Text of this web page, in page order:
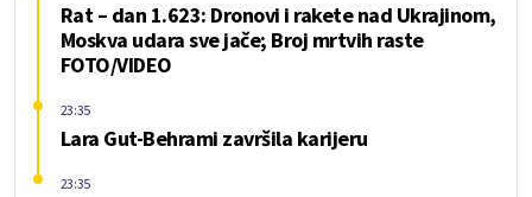
Rat – dan 1.623: Dronovi i rakete nad Ukrajinom,
Moskva udara sve jače; Broj mrtvih raste
FOTO/VIDEO
Lara Gut-Behrami završila karijeru
23:35
23:35